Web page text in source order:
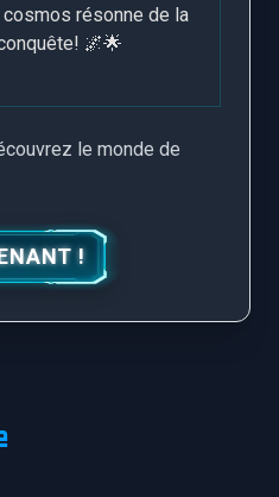
cosmos résonne de la
🌌🌟
le monde de
!